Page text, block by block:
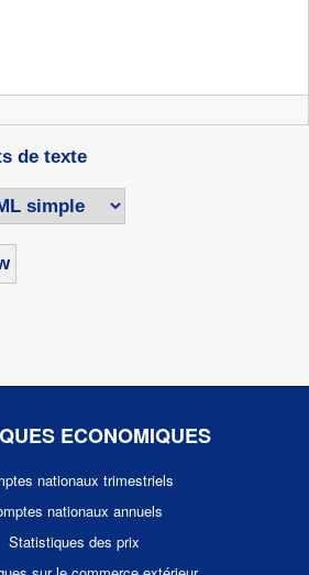
de texte
ECONOMIQUES
nationaux trimestriels
nationaux annuels
Statistiques des prix